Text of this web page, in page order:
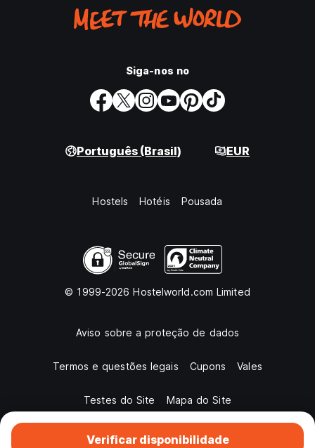
Verificar disponibilidade
Siga-nos no
Português (Brasil) EUR
Hostels Hotéis Pousada
© 1999-2026 Hostelworld.com Limited
Aviso sobre a proteção de dados
Termos e questões legais Cupons Vales
Testes do Site Mapa do Site